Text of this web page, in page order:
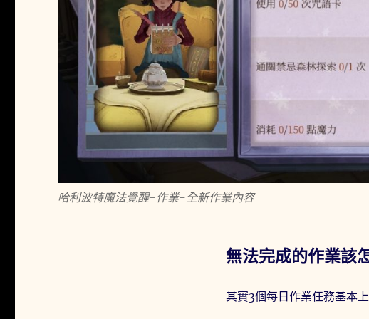
哈利波特魔法覺醒-作業-全新作業內容
無法完成的作業該
其實3個每日作業任務基本